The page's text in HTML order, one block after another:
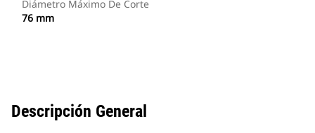
Diámetro Máximo De Corte
76 mm
Descripción General